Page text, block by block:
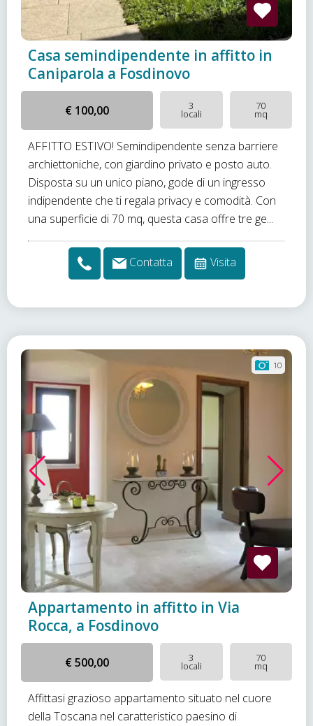
Casa semindipendente in affitto in
Caniparola a Fosdinovo
€ 100,00 3
locali
70
mq
AFFITTO ESTIVO! Semindipendente senza barriere
archiettoniche, con giardino privato e posto auto.
Disposta su un unico piano, gode di un ingresso
indipendente che ti regala privacy e comodità. Con
una superficie di 70 mq, questa casa offre tre ge...
Contatta Visita
10
Appartamento in affitto in Via
Rocca, a Fosdinovo
€ 500,00 3
locali
70
mq
Affittasi grazioso appartamento situato nel cuore
della Toscana nel caratteristico paesino di